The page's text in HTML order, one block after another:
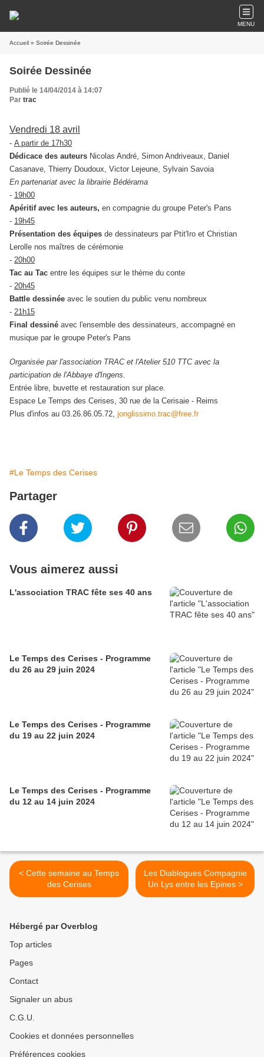
MENU
Accueil » Soirée Dessinée
Soirée Dessinée
Publié le 14/04/2014 à 14:07
Par trac
Vendredi 18 avril
- A partir de 17h30
Dédicace des auteurs Nicolas André, Simon Andriveaux, Daniel
Casanave, Thierry Doudoux, Victor Lejeune, Sylvain Savoia
En partenariat avec la librairie Bédérama
- 19h00
Apéritif avec les auteurs, en compagnie du groupe Peter's Pans
- 19h45
Présentation des équipes de dessinateurs par Ptit'Iro et Christian
Lerolle nos maîtres de cérémonie
- 20h00
Tac au Tac entre les équipes sur le thème du conte
- 20h45
Battle dessinée avec le soutien du public venu nombreux
- 21h15
Final dessiné avec l'ensemble des dessinateurs, accompagné en
musique par le groupe Peter's Pans
Organisée par l'association TRAC et l'Atelier 510 TTC avec la
participation de l'Abbaye d'Ingens.
Entrée libre, buvette et restauration sur place.
Espace Le Temps des Cerises, 30 rue de la Cerisaie - Reims
Plus d'infos au 03.26.86.05.72, jonglissimo.trac@free.fr
#Le Temps des Cerises
Partager
Vous aimerez aussi
L'association TRAC fête ses 40 ans
Le Temps des Cerises - Programme
du 26 au 29 juin 2024
Le Temps des Cerises - Programme
du 19 au 22 juin 2024
Le Temps des Cerises - Programme
du 12 au 14 juin 2024
< Cette semaine au Temps
des Cerises
Les Diablogues Compagnie
Un Lys entre les Epines >
Hébergé par Overblog
Top articles
Pages
Contact
Signaler un abus
C.G.U.
Cookies et données personnelles
Préférences cookies